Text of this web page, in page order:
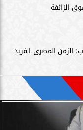
الزائفة
الزمن المصرى الفريد